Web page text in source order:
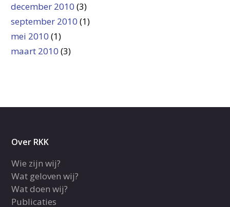
december 2010 (3)
september 2010 (1)
mei 2010 (1)
maart 2010 (3)
Over RKK
Wie zijn wij?
Wat geloven wij?
Wat doen wij?
Publicaties